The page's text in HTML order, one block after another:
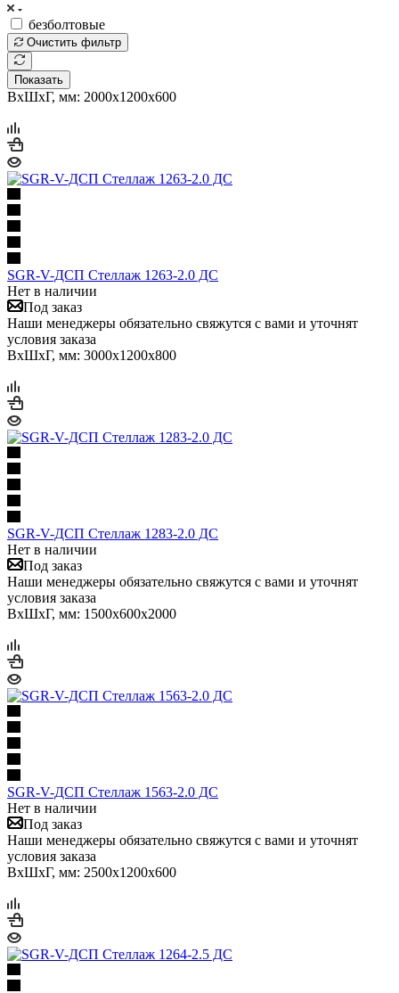
безболтовые
Очистить фильтр
Показать
ВхШхГ, мм: 2000x1200x600
SGR-V-ДСП Стеллаж 1263-2.0 ДС
Нет в наличии
Под заказ
Наши менеджеры обязательно свяжутся с вами и уточнят
условия заказа
ВхШхГ, мм: 3000x1200x800
SGR-V-ДСП Стеллаж 1283-2.0 ДС
Нет в наличии
Под заказ
Наши менеджеры обязательно свяжутся с вами и уточнят
условия заказа
ВхШхГ, мм: 1500x600x2000
SGR-V-ДСП Стеллаж 1563-2.0 ДС
Нет в наличии
Под заказ
Наши менеджеры обязательно свяжутся с вами и уточнят
условия заказа
ВхШхГ, мм: 2500x1200x600